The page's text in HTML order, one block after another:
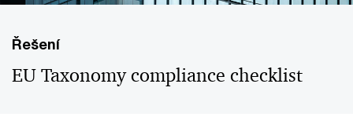
Řešení
EU Taxonomy compliance checklist